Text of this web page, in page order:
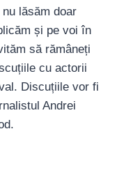
lăsăm doar
și pe voi în
să rămâneți
cu actorii
Discuțiile vor fi
Andrei